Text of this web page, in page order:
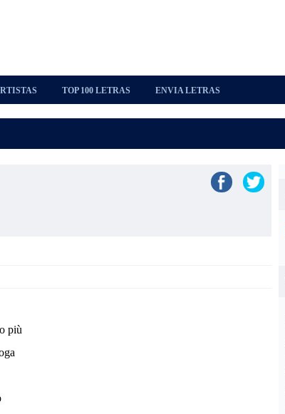
TOP 100 LETRAS ENVIA LETRAS
più